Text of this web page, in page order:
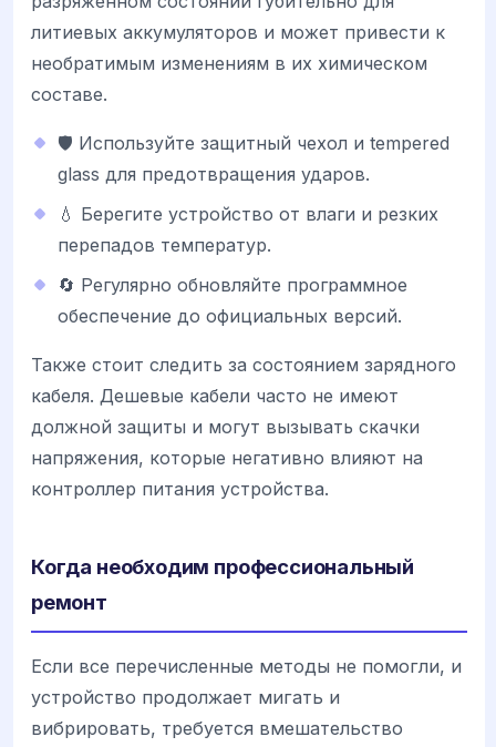
литиевых аккумуляторов и может привести к
необратимым изменениям в их химическом
составе.
🛡️ Используйте защитный чехол и tempered
glass для предотвращения ударов.
💧 Берегите устройство от влаги и резких
перепадов температур.
🔄 Регулярно обновляйте программное
обеспечение до официальных версий.
Также стоит следить за состоянием зарядного
кабеля. Дешевые кабели часто не имеют
должной защиты и могут вызывать скачки
напряжения, которые негативно влияют на
контроллер питания устройства.
Когда необходим профессиональный
ремонт
Если все перечисленные методы не помогли, и
устройство продолжает мигать и
вибрировать, требуется вмешательство